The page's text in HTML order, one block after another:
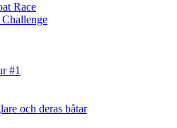
Race
#1
och deras båtar